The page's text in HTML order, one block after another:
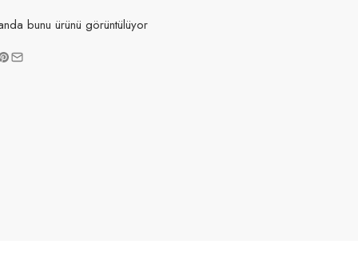
bunu ürünü görüntülüyor